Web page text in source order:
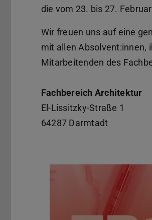
die vom 23. bis 27.
Wir freuen uns auf eine
mit allen Absolvent:innen,
Mitarbeitenden des
Fachbereich Architektur
El-Lissitzky-Straße 1
64287 Darmtadt